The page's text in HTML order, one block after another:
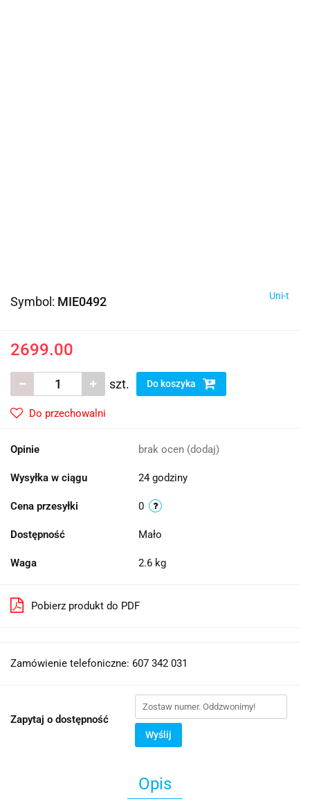
Symbol: MIE0492 Uni-t
2699.00
szt. Do koszyka
Do przechowalni
Opinie brak ocen (dodaj)
Wysyłka w ciągu 24 godziny
Cena przesyłki 0
Dostępność Mało
Waga 2.6 kg
Pobierz produkt do PDF
Zamówienie telefoniczne: 607 342 031
Zapytaj o dostępność
Wyślij
Opis